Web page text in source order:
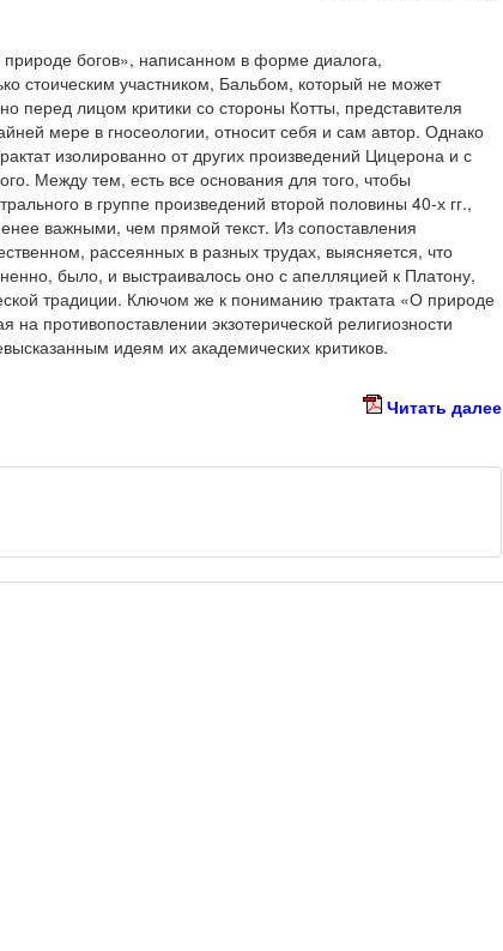
богов», написанном в форме диалога,
стоическим участником, Бальбом, который не может
перед лицом критики со стороны Котты, представителя
мере в гносеологии, относит себя и сам автор. Однако
изолированно от других произведений Цицерона и с
Между тем, есть все основания для того, чтобы
в группе произведений второй половины 40-х гг.,
важными, чем прямой текст. Из сопоставления
рассеянных в разных трудах, выясняется, что
было, и выстраивалось оно с апелляцией к Платону,
традиции. Ключом же к пониманию трактата «О природе
на противопоставлении экзотерической религиозности
идеям их академических критиков.
Читать далее